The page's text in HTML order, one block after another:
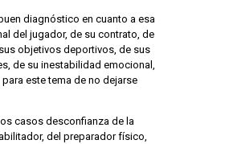
diagnóstico en cuanto a esa
del jugador, de su contrato, de
objetivos deportivos, de sus
de su inestabilidad emocional,
este tema de no dejarse
casos desconfianza de la
del preparador físico,